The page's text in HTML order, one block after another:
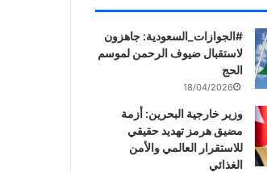
‏‎#الجوازات_السعودية: جاهزون
لاستقبال ضيوف الرحمن لموسم
الحج
18/04/2026
وزير خارجية البحرين: أزمة
مضيق هرمز تهديد حقيقي
للاستقرار العالمي والأمن
الغذائي